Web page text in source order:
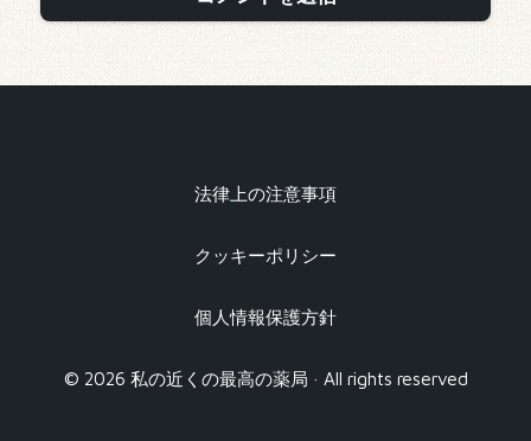
法律上の注意事項
クッキーポリシー
個人情報保護方針
© 2026 私の近くの最高の薬局 · All rights reserved